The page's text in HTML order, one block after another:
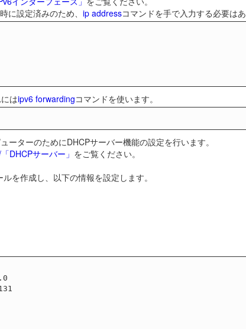
時に設定済みのため、 ip addressコマンドを手で入力する必要はあ
はipv6 forwardingコマンドを使います。
ーターのためにDHCPサーバー機能の設定を行います。
DHCPサーバー」 をご覧ください。
を作成し、以下の情報を設定します。